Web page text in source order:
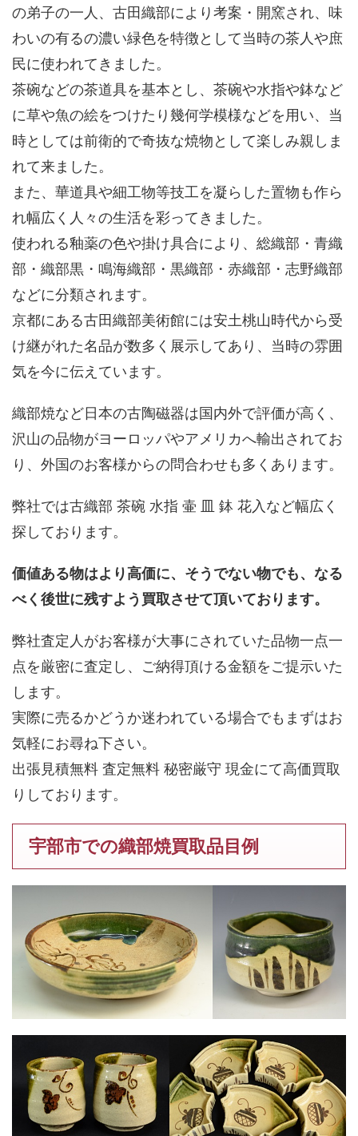
の弟子の一人、古田織部により考案・開窯され、味
わいの有るの濃い緑色を特徴として当時の茶人や庶
民に使われてきました。
茶碗などの茶道具を基本とし、茶碗や水指や鉢など
に草や魚の絵をつけたり幾何学模様などを用い、当
時としては前衛的で奇抜な焼物として楽しみ親しま
れて来ました。
また、華道具や細工物等技工を凝らした置物も作ら
れ幅広く人々の生活を彩ってきました。
使われる釉薬の色や掛け具合により、総織部・青織
部・織部黒・鳴海織部・黒織部・赤織部・志野織部
などに分類されます。
京都にある古田織部美術館には安土桃山時代から受
け継がれた名品が数多く展示してあり、当時の雰囲
気を今に伝えています。
織部焼など日本の古陶磁器は国内外で評価が高く、
沢山の品物がヨーロッパやアメリカへ輸出されてお
り、外国のお客様からの問合わせも多くあります。
弊社では古織部 茶碗 水指 壷 皿 鉢 花入など幅広く
探しております。
価値ある物はより高価に、そうでない物でも、なる
べく後世に残すよう買取させて頂いております。
弊社査定人がお客様が大事にされていた品物一点一
点を厳密に査定し、ご納得頂ける金額をご提示いた
します。
実際に売るかどうか迷われている場合でもまずはお
気軽にお尋ね下さい。
出張見積無料 査定無料 秘密厳守 現金にて高価買取
りしております。
宇部市での織部焼買取品目例